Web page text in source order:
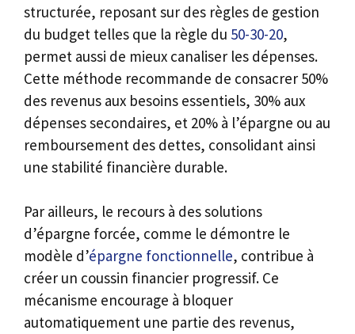
structurée, reposant sur des règles de gestion
du budget telles que la règle du 50-30-20,
permet aussi de mieux canaliser les dépenses.
Cette méthode recommande de consacrer 50%
des revenus aux besoins essentiels, 30% aux
dépenses secondaires, et 20% à l’épargne ou au
remboursement des dettes, consolidant ainsi
une stabilité financière durable.
Par ailleurs, le recours à des solutions
d’épargne forcée, comme le démontre le
modèle d’épargne fonctionnelle, contribue à
créer un coussin financier progressif. Ce
mécanisme encourage à bloquer
automatiquement une partie des revenus,